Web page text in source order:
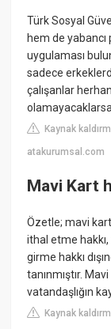
Türk Sosyal
hem de
uygulaması
sadece
çalışanlar
Kaynak
atakurumsal.com
Mavi Kart
Özetle; mavi
ithal etme
girme hakkı
tanınmıştır.
vatandaşlığın
Kaynak